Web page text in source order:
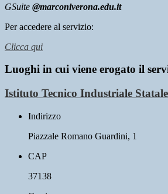
GSuite @marconiverona.edu.it
Per accedere al servizio:
Clicca qui
Luoghi in cui viene erogato il
Istituto Tecnico Industriale
Indirizzo
Piazzale Romano Guardini, 1
CAP
37138